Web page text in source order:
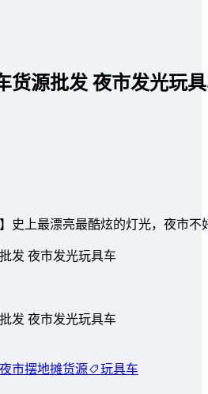
货源批发 夜市发光玩
史上最漂亮最酷炫的灯光，夜市
夜市摆地摊货源 玩具车